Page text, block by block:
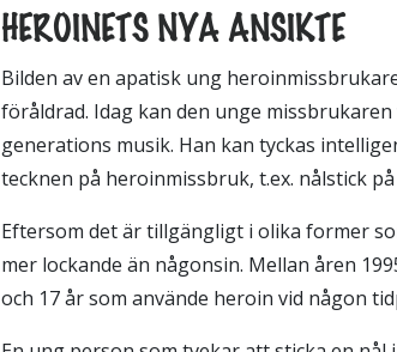
HEROINETS NYA ANSIKTE
Bilden av en apatisk ung
föråldrad. Idag kan den unge
generations musik. Han kan tyckas
tecknen på heroinmissbruk, t.ex. nålstick
Eftersom det är tillgängligt i olika former
mer lockande än någonsin. Mellan åren
och 17 år som använde heroin vid någon